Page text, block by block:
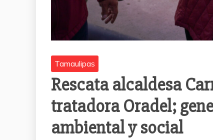
Tamaulipas
Rescata alcaldesa
tratadora Oradel;
ambiental y social